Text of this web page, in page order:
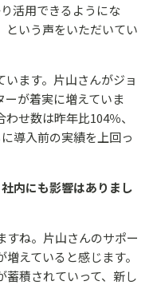
活用できるようにな
という声をいただいてい
ます。片山さんがジョ
が着実に増えていま
せ数は昨年比104％、
導入前の実績を上回っ
内にも影響はありまし
すね。片山さんのサポー
えていると感じます。
蓄積されていって、新し